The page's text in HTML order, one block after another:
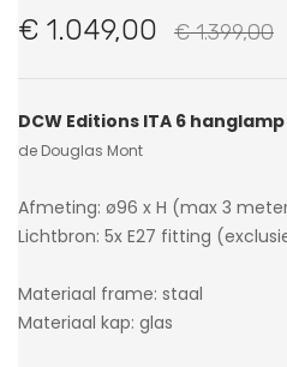
begin
van
gallerij
€ 1.049,00 € 1.399,00
DCW Editions ITA 6 hanglamp
de Douglas Mont
Afmeting: ø96 x H (max 3
Lichtbron: 5x E27 fitting
Materiaal frame: staal
Materiaal kap: glas